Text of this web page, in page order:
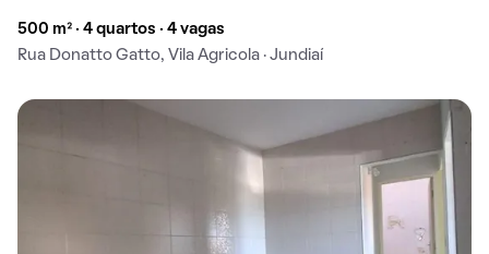
500 m² · 4 quartos · 4 vagas
Rua Donatto Gatto, Vila Agricola · Jundiaí